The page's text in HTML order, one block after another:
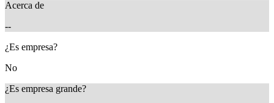
Acerca de
--
¿Es empresa?
No
¿Es empresa grande?